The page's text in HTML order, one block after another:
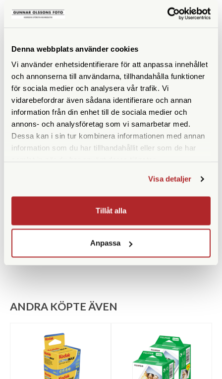
Denna webbplats använder cookies
Vi använder enhetsidentifierare för att anpassa innehållet
och annonserna till användarna, tillhandahålla funktioner
för sociala medier och analysera vår trafik. Vi
vidarebefordrar även sådana identifierare och annan
information från din enhet till de sociala medier och
annons- och analysföretag som vi samarbetar med.
Dessa kan i sin tur kombinera informationen med annan
information som du har tillhandahållit eller som de har
Visa detaljer
Tillåt alla
Anpassa
LIKNANDE PRODUKTER
Finns i lager
1.147 SEK
LÄS MER
Kodak EKTAR H35N
Startkit Striped Green
Finns i lager
1.090 SEK
1.147 SEK
ANDRA KÖPTE ÄVEN